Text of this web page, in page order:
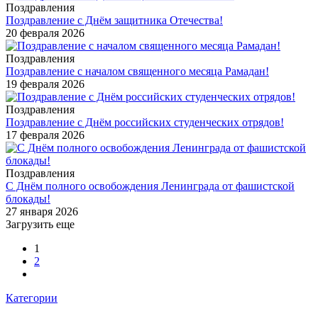
Поздравления
Поздравление с Днём защитника Отечества!
20 февраля 2026
Поздравления
Поздравление с началом священного месяца Рамадан!
19 февраля 2026
Поздравления
Поздравление с Днём российских студенческих отрядов!
17 февраля 2026
Поздравления
С Днём полного освобождения Ленинграда от фашистской
блокады!
27 января 2026
Загрузить еще
1
2
Категории